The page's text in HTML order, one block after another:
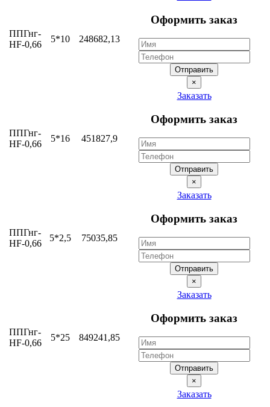
ППГнг-
HF-0,66
5*10 248682,13
Оформить заказ
Отправить
×
ППГнг-
HF-0,66
5*16 451827,9
Заказать
Оформить заказ
Отправить
×
ППГнг-
HF-0,66
5*2,5 75035,85
Заказать
Оформить заказ
Отправить
×
ППГнг-
HF-0,66
5*25 849241,85
Заказать
Оформить заказ
Отправить
×
Заказать